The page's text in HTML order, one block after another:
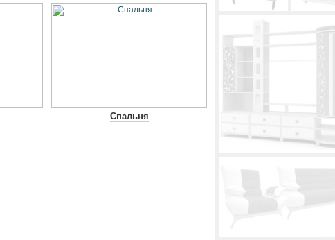
Спальня